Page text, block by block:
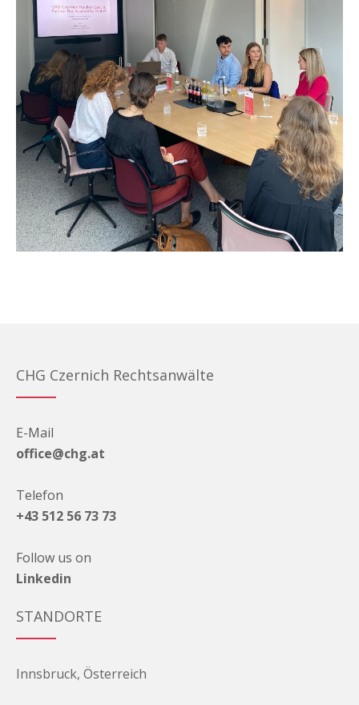
CHG Czernich Rechtsanwälte
E-Mail
office@chg.at
Telefon
+43 512 56 73 73
Follow us on
Linkedin
STANDORTE
Innsbruck, Österreich